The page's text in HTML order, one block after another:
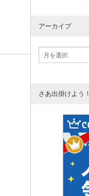
アーカイブ
さあ出掛けよう！